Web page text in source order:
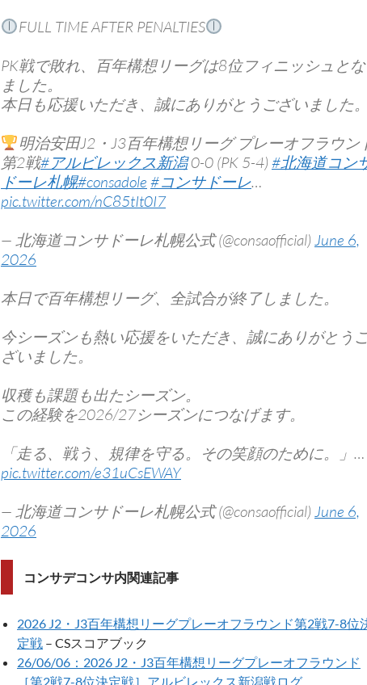
FULL TIME AFTER PENALTIES
PK戦で敗れ、百年構想リーグは8位フィニッシュと
ました。
本日も応援いただき、誠にありがとうございました。
明治安田J2・J3百年構想リーグ プレーオフラウン
第2戦#アルビレックス新潟0-0 (PK 5-4) #北海道コン
ドーレ札幌#consadole #コンサドーレ…
pic.twitter.com/nC85tIt0I7
— 北海道コンサドーレ札幌公式 (@consaofficial) June 6,
2026
本日で百年構想リーグ、全試合が終了しました。
今シーズンも熱い応援をいただき、誠にありがとう
ざいました。
収穫も課題も出たシーズン。
この経験を2026/27シーズンにつなげます。
「走る、戦う、規律を守る。その笑顔のために。」…
pic.twitter.com/e31uCsEWAY
— 北海道コンサドーレ札幌公式 (@consaofficial) June 6,
2026
コンサデコンサ内関連記事
2026 J2・J3百年構想リーグプレーオフラウンド第2戦7-8位
定戦 – CSスコアブック
26/06/06：2026 J2・J3百年構想リーグプレーオフラウンド
［第2戦7-8位決定戦］アルビレックス新潟戦ログ